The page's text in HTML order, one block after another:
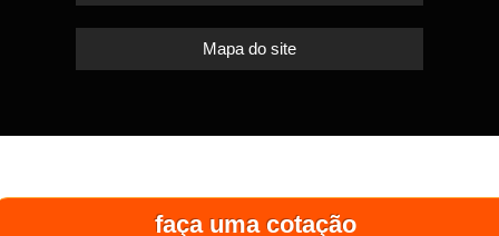
faça uma cotação
Mapa do site